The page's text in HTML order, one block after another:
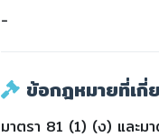
-
ข้อกฎหมายที่เกี่
มาตรา 81 (1) (ง) และม